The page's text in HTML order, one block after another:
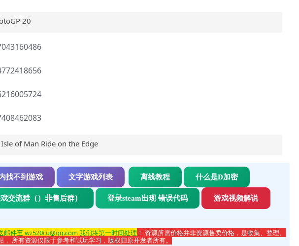
20
of Man Ride on the Edge
找不到游戏 文字游戏列表 离线教程 什么是D加密
交流群（）非售后群） 登录steam出现 错误代码 游戏视频解说
邮件至 wz520cu@qq.com 我们将第一时间处理 ！ 资源所需价格并非资源售卖价格，是收集、整理、
所有资源仅限于参考和试玩学习，版权归原开发者所有。